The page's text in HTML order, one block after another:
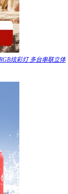
炫彩灯 多台串联立体